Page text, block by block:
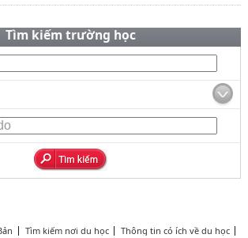
Tìm kiếm trường học
Tìm kiếm nơi du học
Thông tin có ích về du học